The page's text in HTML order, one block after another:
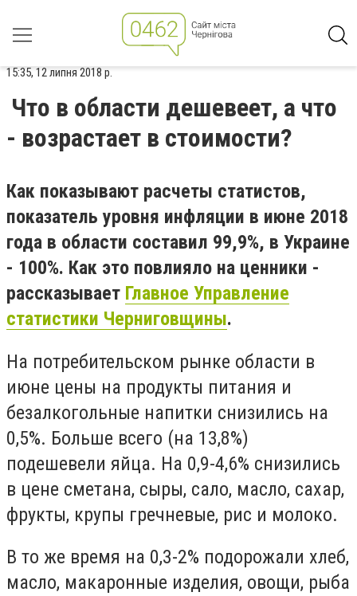
15:35, 12 липня 2018 р.
Что в области дешевеет, а что
- возрастает в стоимости?
Как показывают расчеты статистов,
показатель уровня инфляции в июне 2018
года в области составил 99,9%, в Украине
- 100%. Как это повлияло на ценники -
рассказывает Главное Управление
статистики Черниговщины.
На потребительском рынке области в
июне цены на продукты питания и
безалкогольные напитки снизились на
0,5%. Больше всего (на 13,8%)
подешевели яйца. На 0,9-4,6% снизились
в цене сметана, сыры, сало, масло, сахар,
фрукты, крупы гречневые, рис и молоко.
В то же время на 0,3-2% подорожали хлеб,
масло, макаронные изделия, овощи, рыба